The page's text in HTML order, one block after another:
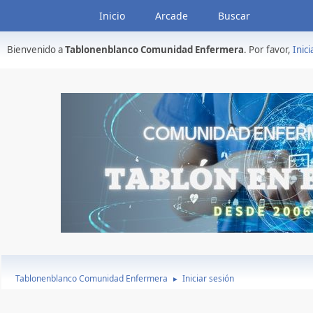
Inicio Arcade Buscar
Bienvenido aTablonenblanco Comunidad Enfermera. Por favor,
Tablonenblanco Comunidad Enfermera ► Iniciar sesión